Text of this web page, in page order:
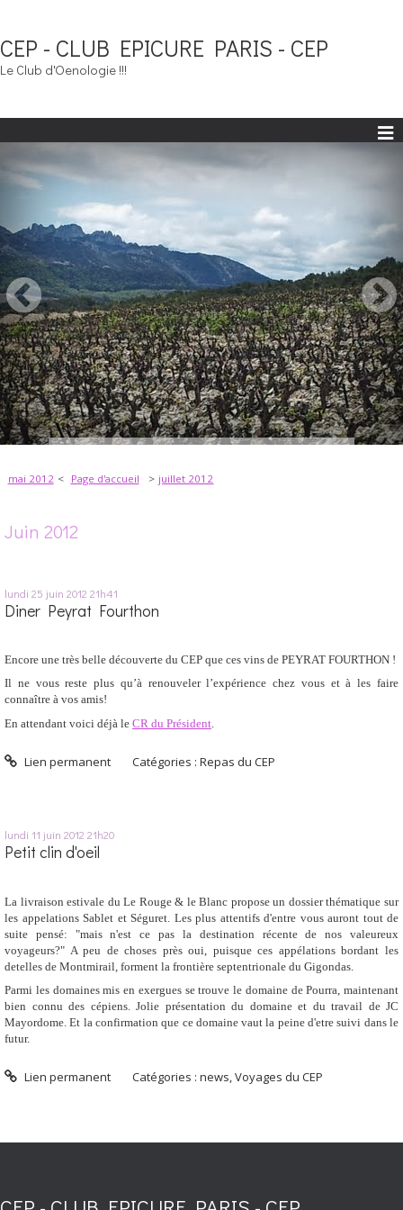
CEP - CLUB EPICURE PARIS - CEP
Le Club d'Oenologie !!!
mai 2012 Page d'accueil juillet 2012
Juin 2012
lundi 25 juin 2012 21h41
Diner Peyrat Fourthon
Encore une très belle découverte du CEP que ces vins de PEYRAT FOURTHON !
Il ne vous reste plus qu’à renouveler l’expérience chez vous et à les faire
connaître à vos amis!
En attendant voici déjà le CR du Président
Lien permanent Catégories :Repas du CEP
lundi 11 juin 2012 21h20
Petit clin d'oeil
La livraison estivale du Le Rouge & le Blanc propose un dossier thématique sur
les appelations Sablet et Séguret. Les plus attentifs d'entre vous auront tout de
suite pensé: "mais n'est ce pas la destination récente de nos valeureux
voyageurs?" A peu de choses près oui, puisque ces appélations bordant les
detelles de Montmirail, forment la frontière septentrionale du Gigondas.
Parmi les domaines mis en exergues se trouve le domaine de Pourra, maintenant
bien connu des cépiens. Jolie présentation du domaine et du travail de JC
Mayordome. Et la confirmation que ce domaine vaut la peine d'etre suivi dans le
futur.
Lien permanent Catégories :news,Voyages du CEP